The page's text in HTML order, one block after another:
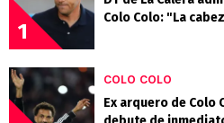
1
Colo Colo: "La
COLO COLO
Ex arquero de Colo